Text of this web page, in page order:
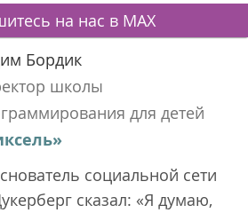
на нас в MAX
Бордик
школы
для детей
социальной сети
сказал: «Я думаю,